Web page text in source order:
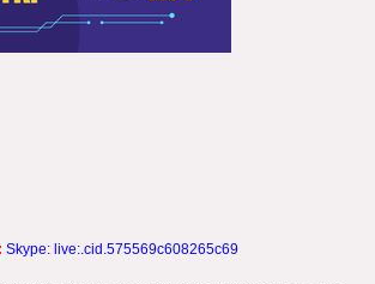
Skype: live:.cid.575569c608265c69